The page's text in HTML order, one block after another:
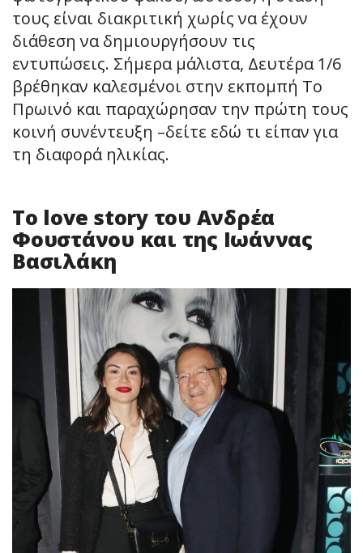
τους είναι διακριτική χωρίς να έχουν
διάθεση να δημιουργήσουν τις
εντυπώσεις. Σήμερα μάλιστα, Δευτέρα 1/6
βρέθηκαν καλεσμένοι στην εκπομπή Το
Πρωινό και παραχώρησαν την πρώτη τους
κοινή συνέντευξη –δείτε εδώ τι είπαν για
τη διαφορά ηλικίας.
Το love story του Ανδρέα
Φουστάνου και της Ιωάννας
Βασιλάκη